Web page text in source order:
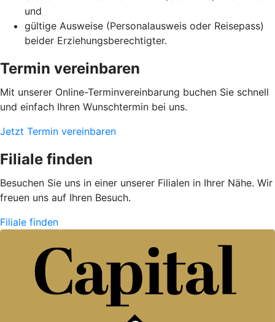
und
gültige Ausweise (Personalausweis oder Reisepass)
beider Erziehungsberechtigter.
Termin vereinbaren
Mit unserer Online-Terminvereinbarung buchen Sie schnell
und einfach Ihren Wunschtermin bei uns.
Jetzt Termin vereinbaren
Filiale finden
Besuchen Sie uns in einer unserer Filialen in Ihrer Nähe. Wir
freuen uns auf Ihren Besuch.
Filiale finden